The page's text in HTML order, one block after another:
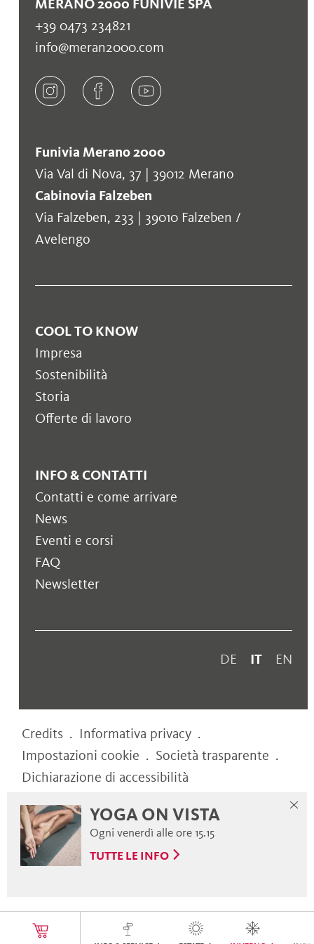
+39 0473 234821
info@meran2000.com
Funivia Merano 2000
Via Val di Nova, 37 | 39012 Merano
Cabinovia Falzeben
Via Falzeben, 233 | 39010 Falzeben /
Avelengo
COOL TO KNOW
Impresa
Sostenibilità
Storia
Offerte di lavoro
INFO & CONTATTI
Contatti e come arrivare
News
Eventi e corsi
FAQ
Newsletter
DE IT EN
Credits . Informativa privacy .
Impostazioni cookie . Società trasparente .
Dichiarazione di accessibilità
web performance by
YOGA ON VISTA
Ogni venerdì alle ore 15.15
TUTTE LE INFO